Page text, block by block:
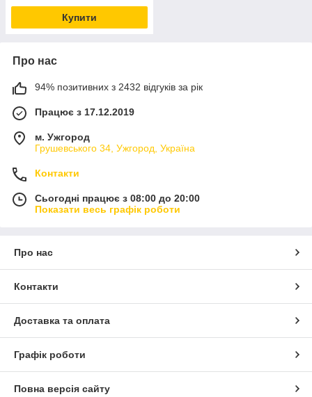
Купити
Про нас
94% позитивних з 2432 відгуків за рік
Працює з 17.12.2019
м. Ужгород
Грушевського 34, Ужгород, Україна
Контакти
Сьогодні працює з 08:00 до 20:00
Показати весь графік роботи
Про нас
Контакти
Доставка та оплата
Графік роботи
Повна версія сайту